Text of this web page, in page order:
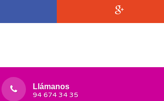
Llámanos
94 674 34 35